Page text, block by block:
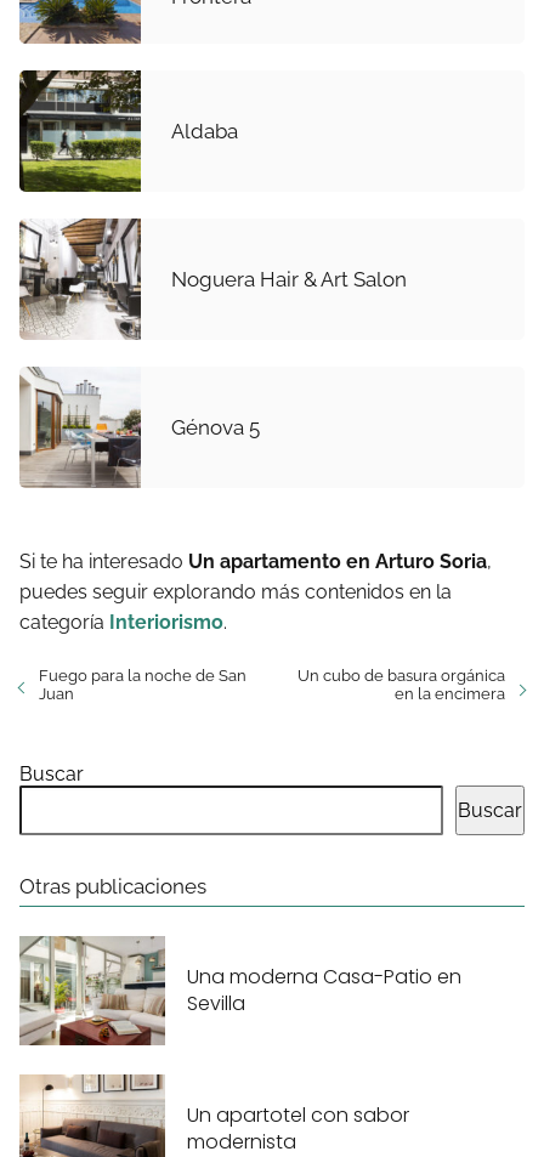
Aldaba
Noguera Hair & Art Salon
Génova 5
Si te ha interesado Un apartamento en Arturo Soria,
puedes seguir explorando más contenidos en la
categoría Interiorismo.
Fuego para la noche de San
Juan
Un cubo de basura orgánica
en la encimera
Buscar
Buscar
Otras publicaciones
Una moderna Casa-Patio en
Sevilla
Un apartotel con sabor
modernista